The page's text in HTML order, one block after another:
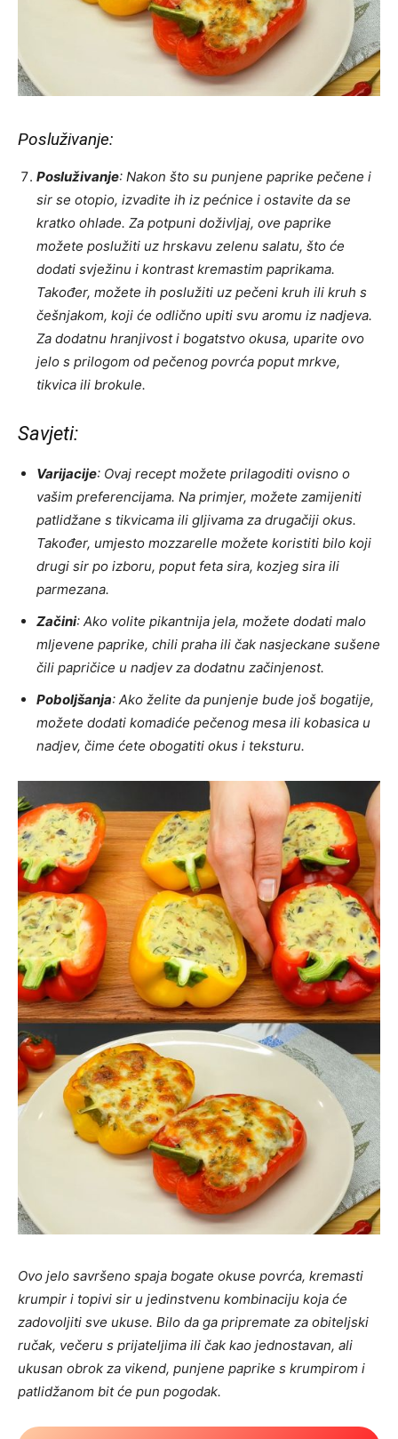
Posluživanje:
Posluživanje: Nakon što su punjene paprike pečene i
sir se otopio, izvadite ih iz pećnice i ostavite da se
kratko ohlade. Za potpuni doživljaj, ove paprike
možete poslužiti uz hrskavu zelenu salatu, što će
dodati svježinu i kontrast kremastim paprikama.
Također, možete ih poslužiti uz pečeni kruh ili kruh s
češnjakom, koji će odlično upiti svu aromu iz nadjeva.
Za dodatnu hranjivost i bogatstvo okusa, uparite ovo
jelo s prilogom od pečenog povrća poput mrkve,
tikvica ili brokule.
Savjeti:
Varijacije: Ovaj recept možete prilagoditi ovisno o
vašim preferencijama. Na primjer, možete zamijeniti
patlidžane s tikvicama ili gljivama za drugačiji okus.
Također, umjesto mozzarelle možete koristiti bilo koji
drugi sir po izboru, poput feta sira, kozjeg sira ili
parmezana.
Začini: Ako volite pikantnija jela, možete dodati malo
mljevene paprike, chili praha ili čak nasjeckane sušene
čili papričice u nadjev za dodatnu začinjenost.
Poboljšanja: Ako želite da punjenje bude još bogatije,
možete dodati komadiće pečenog mesa ili kobasica u
nadjev, čime ćete obogatiti okus i teksturu.
Ovo jelo savršeno spaja bogate okuse povrća, kremasti
krumpir i topivi sir u jedinstvenu kombinaciju koja će
zadovoljiti sve ukuse. Bilo da ga pripremate za obiteljski
ručak, večeru s prijateljima ili čak kao jednostavan, ali
ukusan obrok za vikend, punjene paprike s krumpirom i
patlidžanom bit će pun pogodak.